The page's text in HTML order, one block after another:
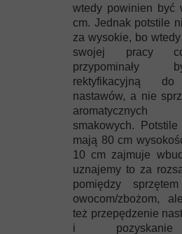
wtedy powinien być
cm. Jednak potstile
za wysokie, bo
swojej pracy
przypominały
rektyfikacyjną do
nastawów, a nie
smakowych.
mają 80 cm
10 cm zajmuje
uznajemy to za
pomiędzy
owocom/zbożom,
też przepędzenie
i pozyskanie